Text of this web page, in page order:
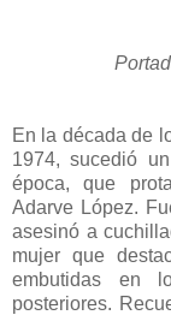
En la década de
1974, sucedió
época, que
Adarve López.
asesinó a
mujer que
embutidas en
posteriores.